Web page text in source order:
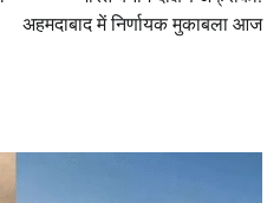
अहमदाबाद में निर्णायक मुकाबला आज